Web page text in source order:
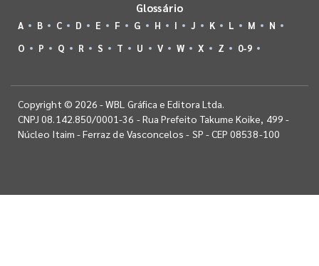
Glossário
A B C D E F G H I J K L M
N
O
P Q R S T U V W X Z 0-9
Copyright © 2026 - WBL Gráfica e Editora Ltda.
CNPJ 08.142.850/0001-36 - Rua Prefeito Takume Koike, 499 -
Núcleo Itaim - Ferraz de Vasconcelos - SP - CEP 08538-100